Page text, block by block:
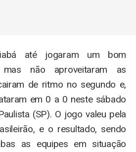
até jogaram um bom
não aproveitaram as
de ritmo no segundo e,
em 0 a 0 neste sábado
(SP). O jogo valeu pela
e o resultado, sendo
as equipes em situação